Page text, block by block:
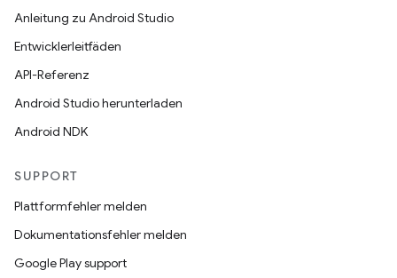
Anleitung zu Android Studio
Entwicklerleitfäden
API-Referenz
Android Studio herunterladen
Android NDK
SUPPORT
Plattformfehler melden
Dokumentationsfehler melden
Google Play support